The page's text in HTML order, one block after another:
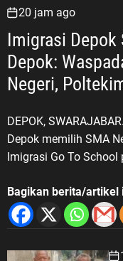
20 jam ago
Imigrasi Depok
Depok:
DEPOK,
Depok memilih SMA
Imigrasi Go To
Bagikan berita/artikel